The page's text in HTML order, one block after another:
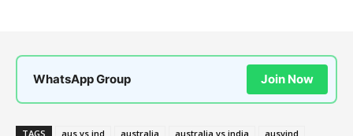
WhatsApp Group Join Now
TAGS aus vs ind australia australia vs india
ausvind